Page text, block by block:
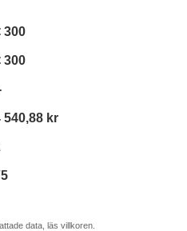
300
300
540,88 kr
data, läs villkoren.